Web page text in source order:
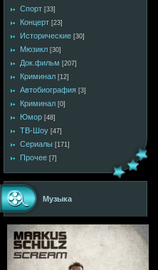
Спорт [33]
Концерт [23]
Исторические [30]
Мюзикл [30]
Док.фильм [207]
Криминал [12]
Автобиография [3]
Криминал [0]
Юмор [48]
ТВ-Шоу [47]
Сериалы [171]
Прочее [7]
Музыка